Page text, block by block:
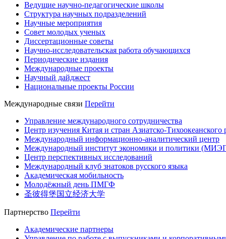
Ведущие научно-педагогические школы
Структура научных подразделений
Научные мероприятия
Совет молодых ученых
Диссертационные советы
Научно-исследовательская работа обучающихся
Периодические издания
Международные проекты
Научный дайджест
Национальные проекты России
Международные связи Перейти
Управление международного сотрудничества
Центр изучения Китая и стран Азиатско-Тихоокеанского
Международный информационно-аналитический центр
Международный институт экономики и политики
Центр перспективных исследований
Международный клуб знатоков русского языка
Академическая мобильность
Молодёжный день ПМГФ
圣彼得堡国立经济大学
Партнерство Перейти
Академические партнеры